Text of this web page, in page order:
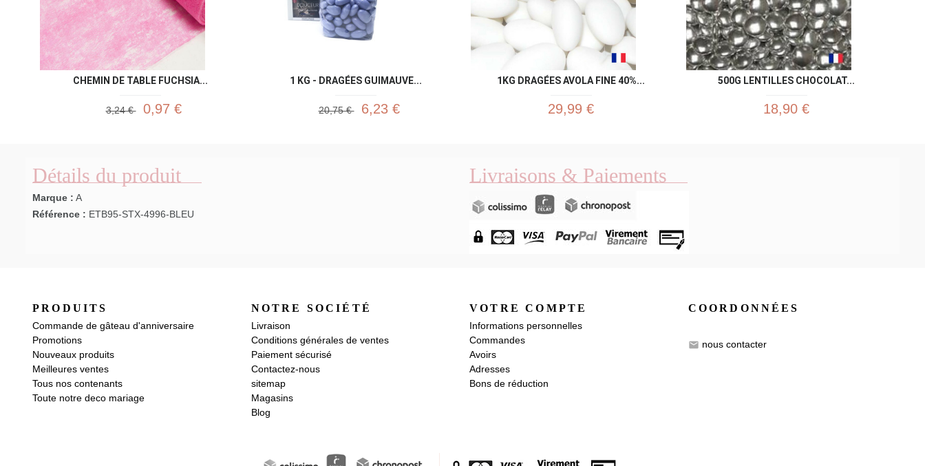
CHEMIN DE TABLE FUCHSIA...
3,24 € 0,97 €
1 KG - DRAGÉES GUIMAUVE...
20,75 € 6,23 €
1KG DRAGÉES AVOLA FINE 40%...
29,99 €
500G LENTILLES CHOCOLAT...
18,90 €
Détails du produit
Marque : A
Référence : ETB95-STX-4996-BLEU
Livraisons & Paiements
PRODUITS
Commande de gâteau d'anniversaire
Promotions
Nouveaux produits
Meilleures ventes
Tous nos contenants
Toute notre deco mariage
NOTRE SOCIÉTÉ
Livraison
Conditions générales de ventes
Paiement sécurisé
Contactez-nous
sitemap
Magasins
Blog
VOTRE COMPTE
Informations personnelles
Commandes
Avoirs
Adresses
Bons de réduction
COORDONNÉES
email nous contacter